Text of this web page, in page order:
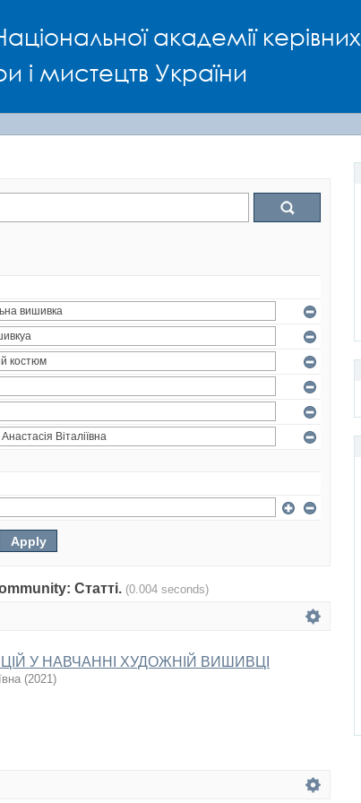
академії керівних
і мистецтв України
Статті. (0.004 seconds)
У НАВЧАННІ ХУДОЖНІЙ ВИШИВЦІ
(2021)